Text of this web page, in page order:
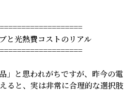
と光熱費コストのリアル
」と思われがちですが、昨今の電
ると、実は非常に合理的な選択肢